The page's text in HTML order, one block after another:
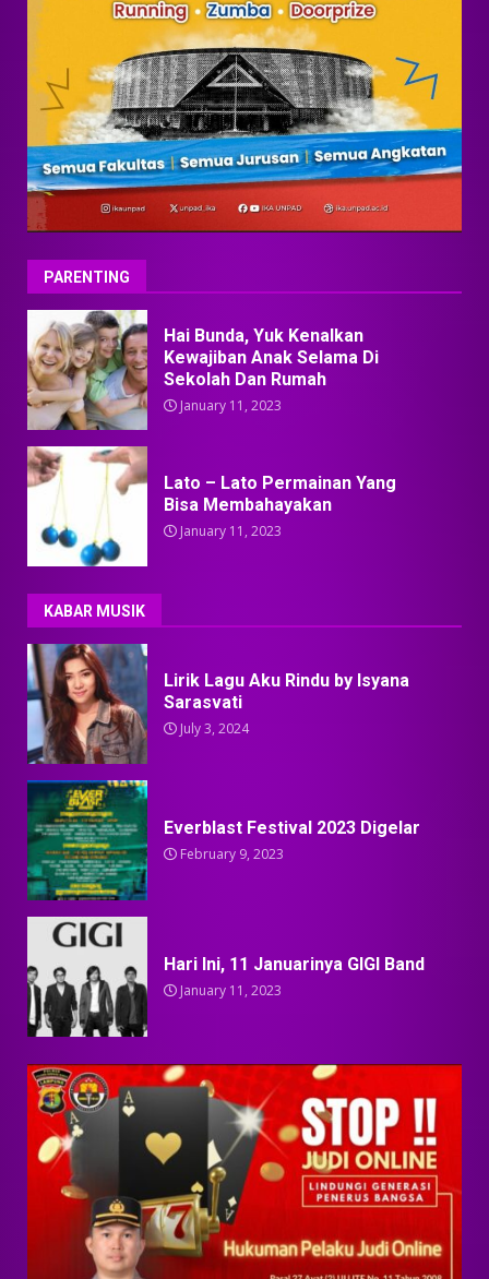
PARENTING
Hai Bunda, Yuk Kenalkan
Kewajiban Anak Selama Di
Sekolah Dan Rumah
January 11, 2023
Lato – Lato Permainan Yang
Bisa Membahayakan
January 11, 2023
KABAR MUSIK
Lirik Lagu Aku Rindu by Isyana
Sarasvati
July 3, 2024
Everblast Festival 2023 Digelar
February 9, 2023
Hari Ini, 11 Januarinya GIGI Band
January 11, 2023